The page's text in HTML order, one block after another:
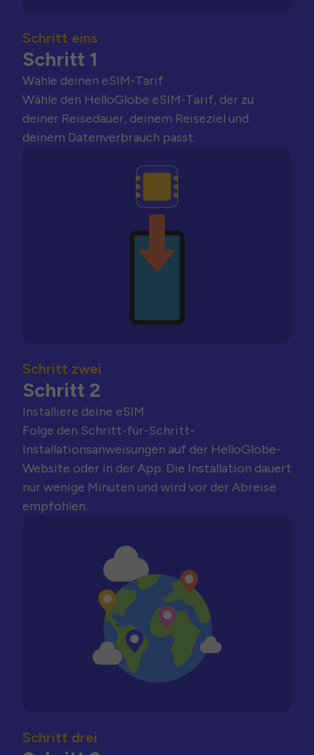
Schritt eins
Schritt 1
Wähle deinen eSIM-Tarif
Wähle den HelloGlobe eSIM-Tarif, der zu
deiner Reisedauer, deinem Reiseziel und
deinem Datenverbrauch passt.
Schritt zwei
Schritt 2
Installiere deine eSIM
Folge den Schritt-für-Schritt-
Installationsanweisungen auf der HelloGlobe-
Website oder in der App. Die Installation dauert
nur wenige Minuten und wird vor der Abreise
empfohlen.
Schritt drei